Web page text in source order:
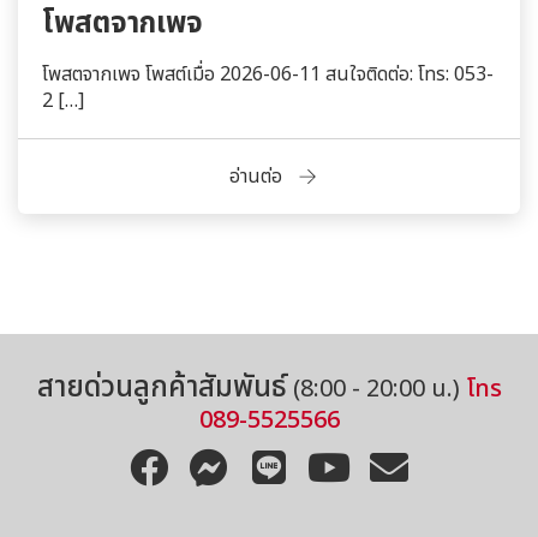
โพสตจากเพจ
โพสตจากเพจ โพสต์เมื่อ 2026-06-11 สนใจติดต่อ: โทร: 053-
2 […]
อ่านต่อ
สายด่วนลูกค้าสัมพันธ์ (8:00 - 20:00 น.) โทร
089-5525566